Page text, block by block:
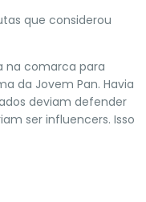
que considerou
na comarca para
da Jovem Pan. Havia
deviam defender
ser influencers. Isso